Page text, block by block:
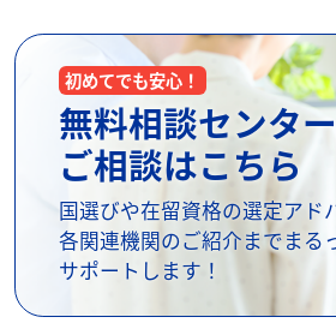
初めてでも安心！
無料相談センタ
ご相談はこちら
国選びや在留資格の選定アド
各関連機関のご紹介までまる
サポートします！